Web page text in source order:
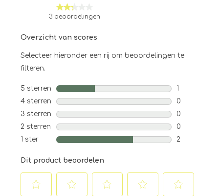
Overzicht van scores
Selecteer hieronder een rij om beoordelingen te
filteren.
5 sterren sterren
1
1
4 sterren sterren
0
0
3 sterren sterren
0
0
2 sterren sterren
0
0
1 ster sterren
2
3 beoordelingen
Dit product beoordelen